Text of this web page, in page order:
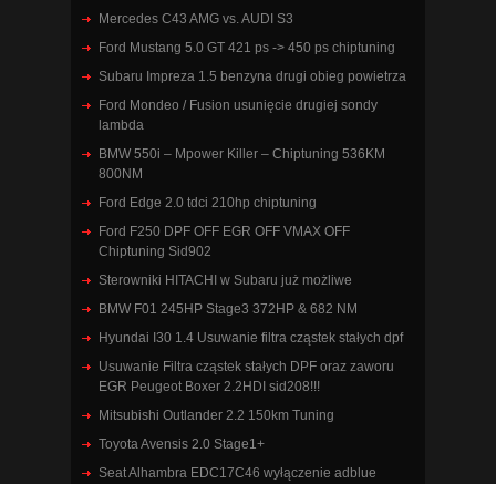
Mercedes C43 AMG vs. AUDI S3
Ford Mustang 5.0 GT 421 ps -> 450 ps chiptuning
Subaru Impreza 1.5 benzyna drugi obieg powietrza
Ford Mondeo / Fusion usunięcie drugiej sondy
lambda
BMW 550i – Mpower Killer – Chiptuning 536KM
800NM
Ford Edge 2.0 tdci 210hp chiptuning
Ford F250 DPF OFF EGR OFF VMAX OFF
Chiptuning Sid902
Sterowniki HITACHI w Subaru już możliwe
BMW F01 245HP Stage3 372HP & 682 NM
Hyundai I30 1.4 Usuwanie filtra cząstek stałych dpf
Usuwanie Filtra cząstek stałych DPF oraz zaworu
EGR Peugeot Boxer 2.2HDI sid208!!!
Mitsubishi Outlander 2.2 150km Tuning
Toyota Avensis 2.0 Stage1+
Seat Alhambra EDC17C46 wyłączenie adblue